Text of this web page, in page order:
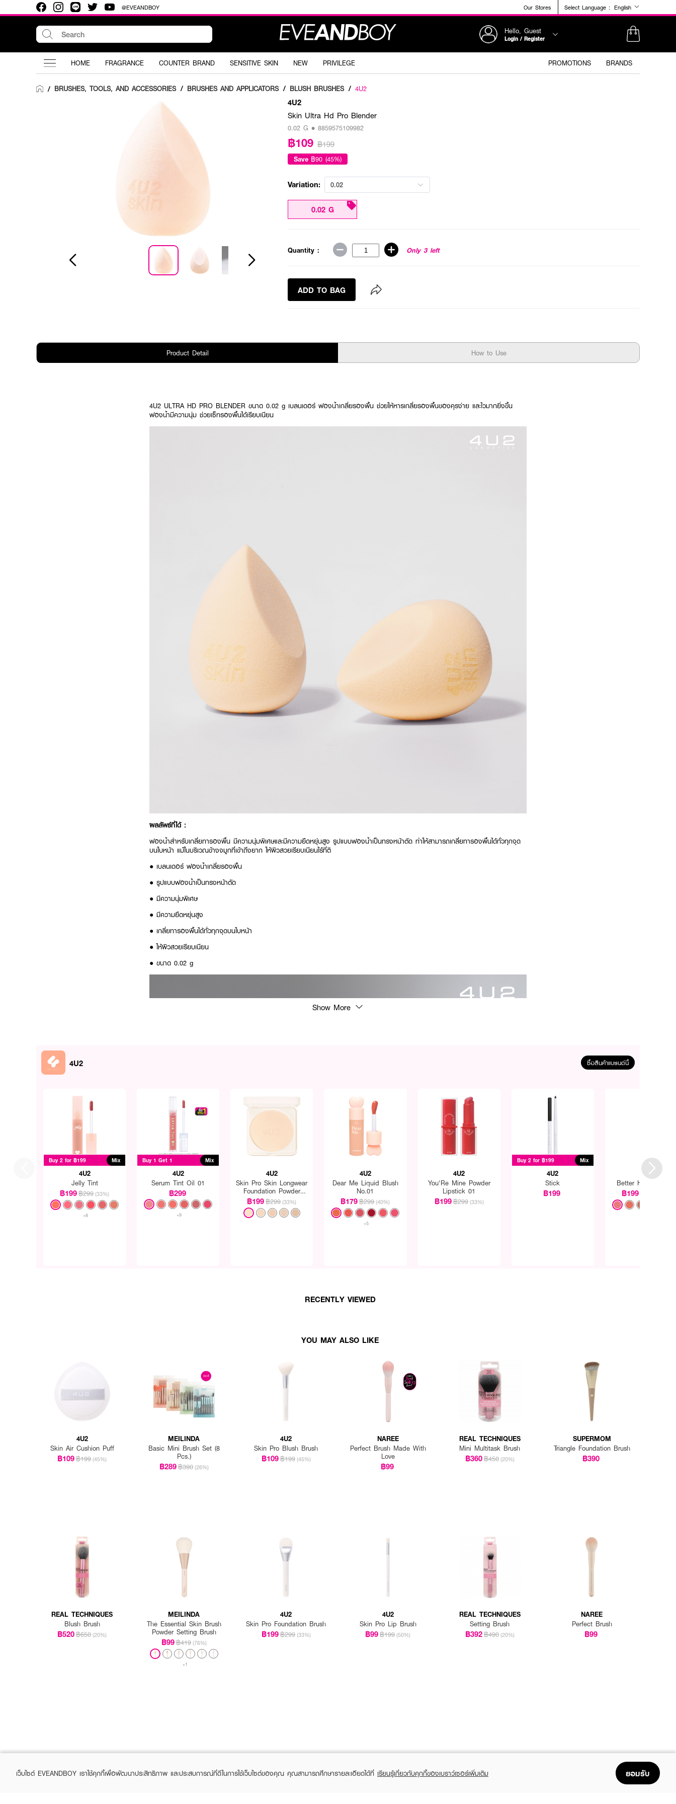
@EVEANDBOY Our Stores Select Language : English
Hello, Guest
Login / Register
HOME FRAGRANCE COUNTER BRAND SENSITIVE SKIN NEW PRIVILEGE PROMOTIONS BRANDS
/ BRUSHES, TOOLS, AND ACCESSORIES / BRUSHES AND APPLICATORS / BLUSH BRUSHES / 4U2
4U2
Skin Ultra Hd Pro Blender
0.02 G • 8859575109982
฿109 ฿199
Save ฿90 (45%)
Variation: 0.02
0.02 G
Quantity : Only 3 left
ADD TO BAG
Product Detail How to Use
4U2 ULTRA HD PRO BLENDER ขนาด 0.02 g เบลนเดอร์ ฟองน้ำเกลี่ยรองพื้น ช่วยให้หารเกลี่ยรองพื้นของคุรง่าย และไวมากยิ่งขึ้น
ฟองน้ำมีความนุ่ม ช่วยเซ็ทรองพื้นได้เรียบเนียน
ผลลัพธ์ที่ได้ :
ฟองน้ำสำหรับเกลี่ยทารองพื้น มีความนุ่มพิเศษและมีความยืดหยุ่นสูง รูปแบบฟองน้ำเป็นทรงหน้าตัด ทำให้สามารถเกลี่ยทารองพื้นได้ทั่วทุกจุด
บนใบหน้า แม้ในบริเวณข้างจมูกที่เข้าถึงยาก ให้ผิวสวยเรียบเนียนไร้ที่ติ
● เบลนเดอร์ ฟองน้ำเกลี่ยรองพื้น
● รูปแบบฟองน้ำเป็นทรงหน้าตัด
● มีความนุ่มพิเศษ
● มีความยืดหยุ่นสูง
● เกลี่ยทารองพื้นได้ทั่วทุกจุดบนใบหน้า
● ให้ผิวสวยเรียบเนียน
● ขนาด 0.02 g
4U2 ULTRA HD PRO BLENDER ร่วมกับสเปรย์น้ำแร่และใช้ฟองน้ำเกลี่ยทารองพื้นให้ทั่วใบหน้า
Show More
4U2 ซื้อสินค้าแบรนด์นี้
Buy 2 for ฿199 Mix
4U2
Jelly Tint
฿199฿299 (33%)
+8
Buy 1 Get 1 Mix
4U2
Serum Tint Oil 01
฿299
+9
4U2
Skin Pro Skin Longwear
Foundation Powder
SPF50+ PA++++
฿199฿299 (33%)
4U2
Dear Me Liquid Blush
No.01
฿179฿299 (40%)
+5
4U2
You'Re Mine Powder
Lipstick 01
฿199฿299 (33%)
Buy 2 for ฿199 Mix
4U2
Stick
฿199
4U2
Better Half Duo Lip
฿199
RECENTLY VIEWED
YOU MAY ALSO LIKE
4U2
Skin Air Cushion Puff
฿109฿199 (45%)
MEILINDA
Basic Mini Brush Set (8
Pcs.)
฿289฿390 (26%)
4U2
Skin Pro Blush Brush
฿109฿199 (45%)
NAREE
Perfect Brush Made With
Love
฿99
REAL TECHNIQUES
Mini Multitask Brush
฿360฿450 (20%)
SUPERMOM
Triangle Foundation Brush
฿390
REAL TECHNIQUES
Blush Brush
฿520฿650 (20%)
MEILINDA
The Essential Skin Brush
Powder Setting Brush
฿99฿419 (76%)
+1
4U2
Skin Pro Foundation Brush
฿199฿299 (33%)
4U2
Skin Pro Lip Brush
฿99฿199 (50%)
REAL TECHNIQUES
Setting Brush
฿392฿490 (20%)
NAREE
Perfect Brush
฿99
เว็บไซต์ EVEANDBOY เราใช้คุกกี้เพื่อพัฒนาประสิทธิภาพ และประสบการณ์ที่ดีในการใช้เว็บไซต์ของคุณ คุณสามารถศึกษารายละเอียดได้ที่ เรียนรู้เกี่ยวกับคุกกี้ของเบราว์เซอร์เพิ่มเติม ยอมรับ